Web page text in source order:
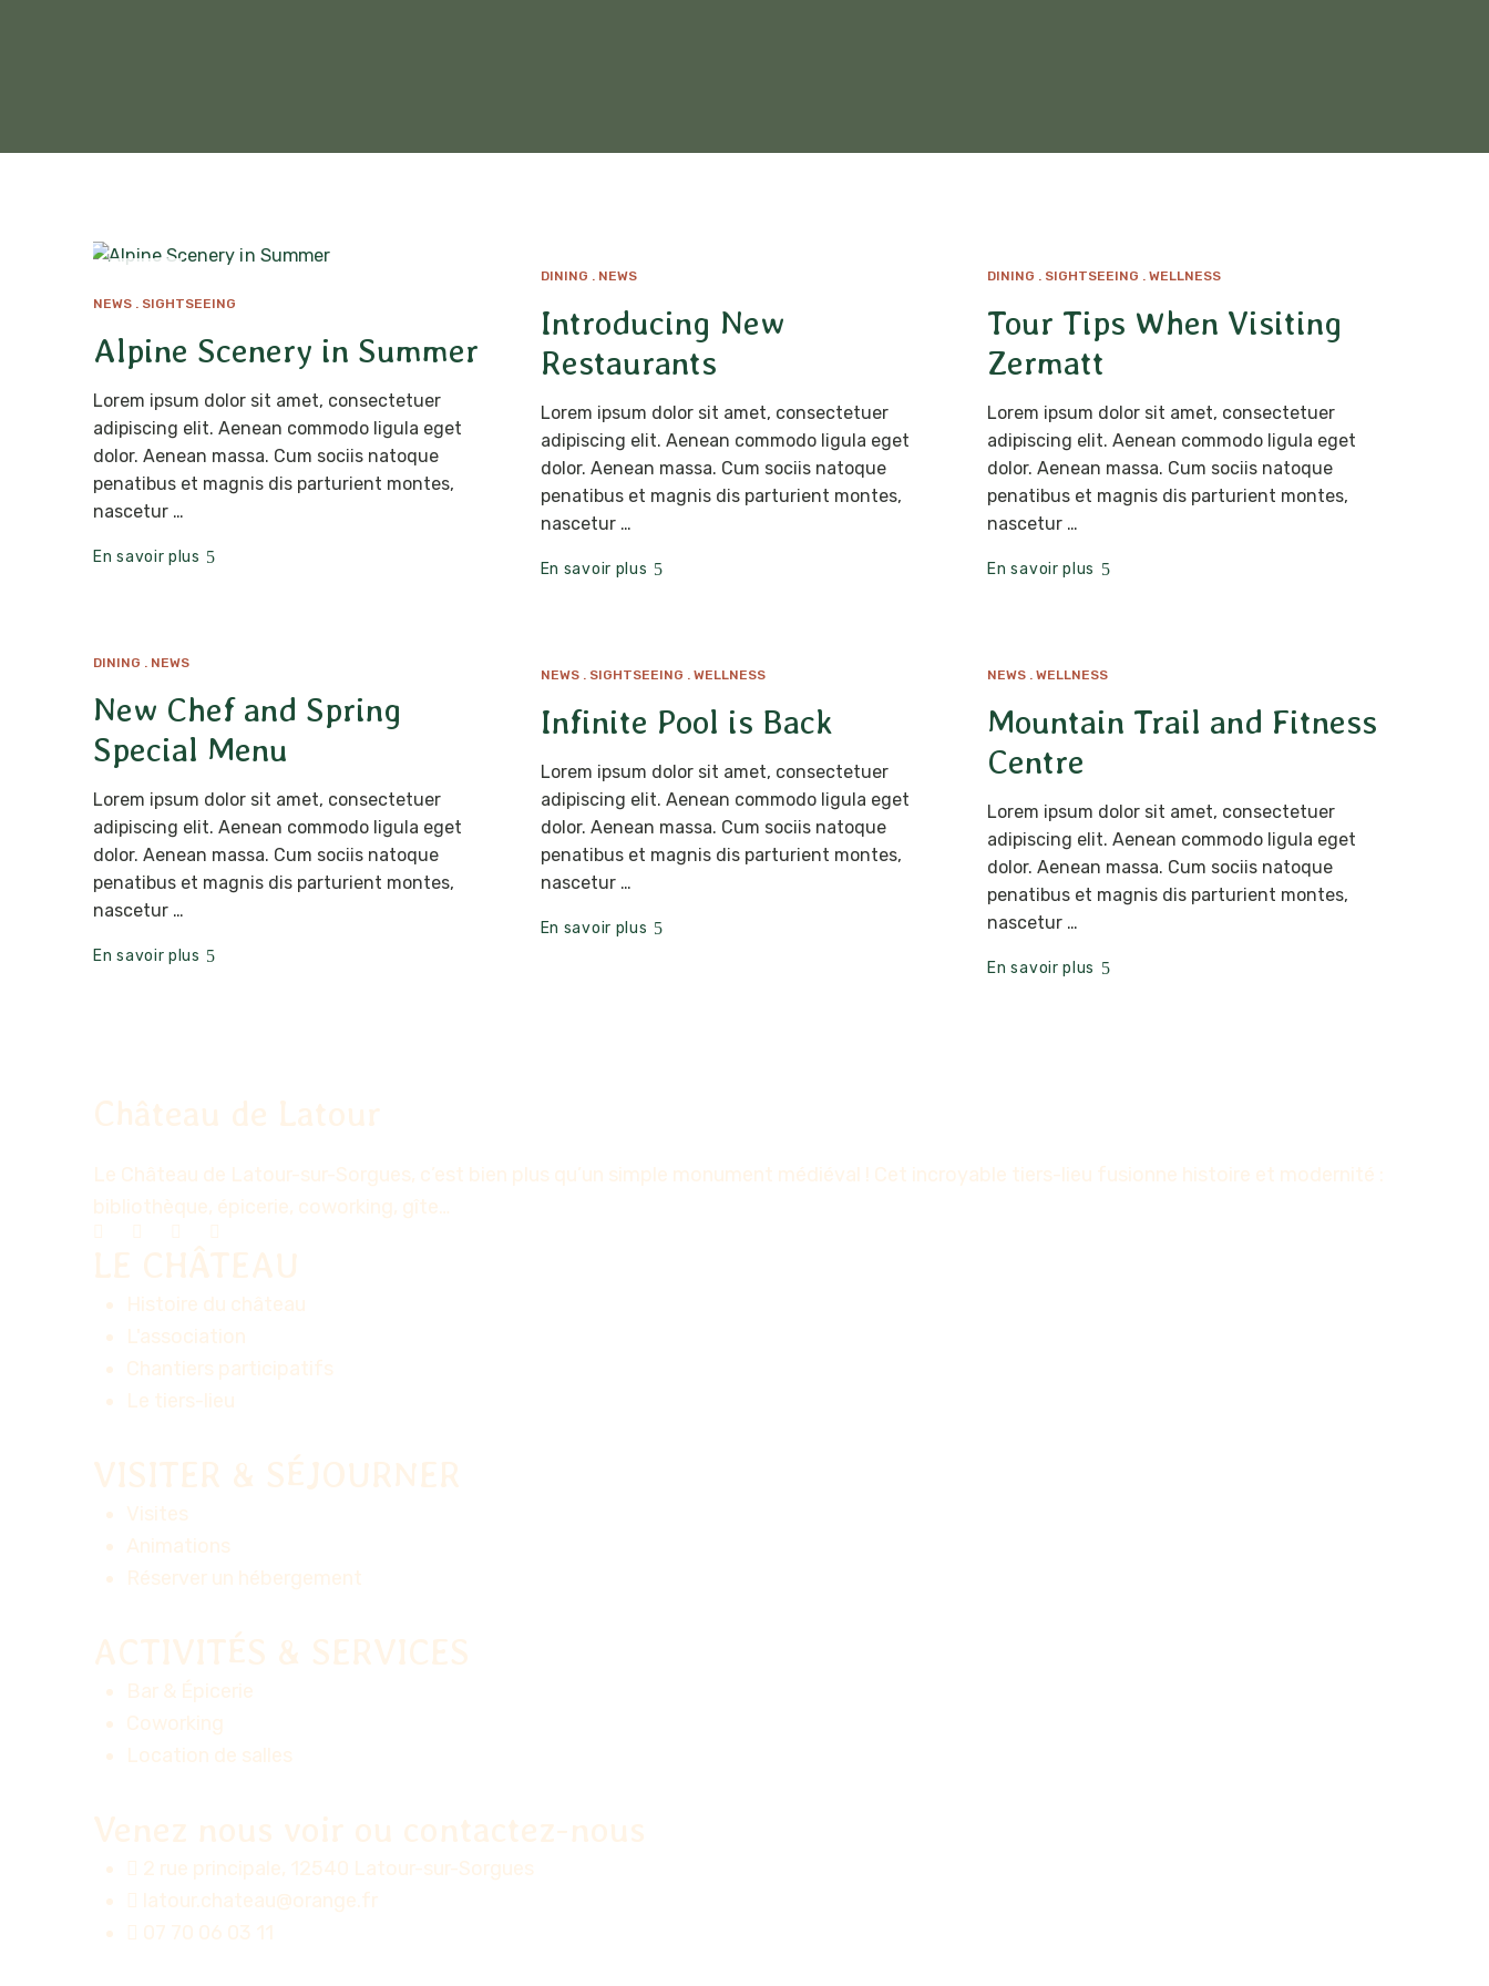
16
NEWS SIGHTSEEING
Alpine Scenery in Summer
Lorem ipsum dolor sit amet, consectetuer
adipiscing elit. Aenean commodo ligula eget
dolor. Aenean massa. Cum sociis natoque
penatibus et magnis dis parturient montes,
nascetur …
En savoir plus
MAI
DINING NEWS
New Chef and Spring
Special Menu
Lorem ipsum dolor sit amet, consectetuer
adipiscing elit. Aenean commodo ligula eget
dolor. Aenean massa. Cum sociis natoque
penatibus et magnis dis parturient montes,
nascetur …
En savoir plus
AVR
24
DINING NEWS
Introducing New
Restaurants
Lorem ipsum dolor sit amet, consectetuer
adipiscing elit. Aenean commodo ligula eget
dolor. Aenean massa. Cum sociis natoque
penatibus et magnis dis parturient montes,
nascetur …
En savoir plus
AVR
18
NEWS SIGHTSEEING WELLNESS
Infinite Pool is Back
Lorem ipsum dolor sit amet, consectetuer
adipiscing elit. Aenean commodo ligula eget
dolor. Aenean massa. Cum sociis natoque
penatibus et magnis dis parturient montes,
nascetur …
En savoir plus
MAR
DINING SIGHTSEEING WELLNESS
Tour Tips When Visiting
Zermatt
Lorem ipsum dolor sit amet, consectetuer
adipiscing elit. Aenean commodo ligula eget
dolor. Aenean massa. Cum sociis natoque
penatibus et magnis dis parturient montes,
nascetur …
En savoir plus
MAR
NEWS WELLNESS
Mountain Trail and Fitness
Centre
Lorem ipsum dolor sit amet, consectetuer
adipiscing elit. Aenean commodo ligula eget
dolor. Aenean massa. Cum sociis natoque
penatibus et magnis dis parturient montes,
nascetur …
En savoir plus
Château de Latour
Le Château de Latour-sur-Sorgues, c’est bien plus qu’un simple monument médiéval ! Cet incroyable tiers-lieu fusionne histoire et modernité :
bibliothèque, épicerie, coworking, gîte…
LE CHÂTEAU
Histoire du château
L'association
Chantiers participatifs
Le tiers-lieu
VISITER & SÉJOURNER
Visites
Animations
Réserver un hébergement
ACTIVITÉS & SERVICES
Bar & Épicerie
Coworking
Location de salles
Venez nous voir ou contactez-nous
2 rue principale, 12540 Latour-sur-Sorgues
latour.chateau@orange.fr
07 70 06 03 11